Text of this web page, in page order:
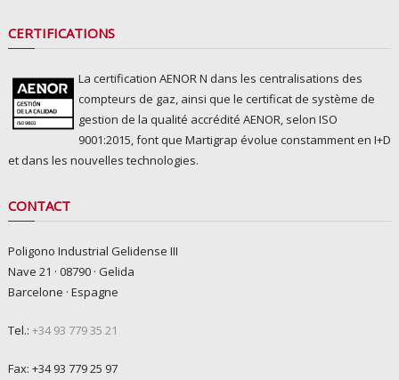
CERTIFICATIONS
La certification AENOR N dans les centralisations des
compteurs de gaz, ainsi que le certificat de système de
gestion de la qualité accrédité AENOR, selon ISO
9001:2015, font que Martigrap évolue constamment en I+D
et dans les nouvelles technologies.
CONTACT
Poligono Industrial Gelidense III
Nave 21 · 08790 · Gelida
Barcelone · Espagne
Tel.: +34 93 779 35 21
Fax: +34 93 779 25 97